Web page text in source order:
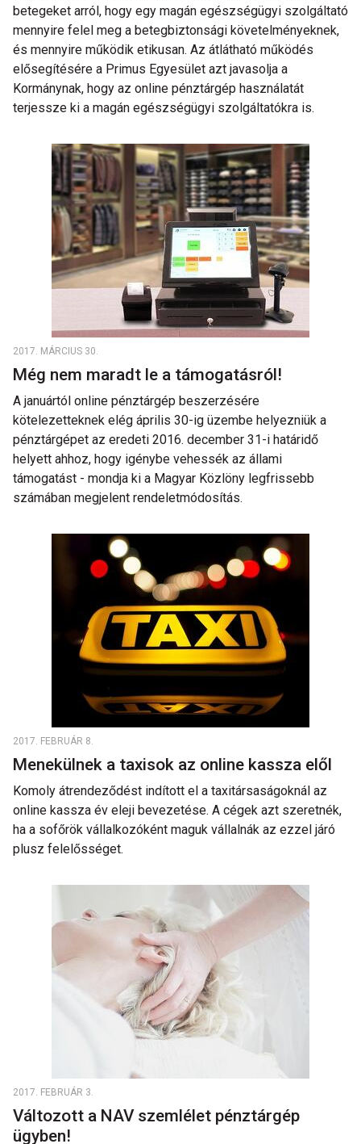
betegeket arról, hogy egy magán egészségügyi szolgáltató
mennyire felel meg a betegbiztonsági követelményeknek,
és mennyire működik etikusan. Az átlátható működés
elősegítésére a Primus Egyesület azt javasolja a
Kormánynak, hogy az online pénztárgép használatát
terjessze ki a magán egészségügyi szolgáltatókra is.
2017. MÁRCIUS 30.
Még nem maradt le a támogatásról!
A januártól online pénztárgép beszerzésére
kötelezetteknek elég április 30-ig üzembe helyezniük a
pénztárgépet az eredeti 2016. december 31-i határidő
helyett ahhoz, hogy igénybe vehessék az állami
támogatást - mondja ki a Magyar Közlöny legfrissebb
számában megjelent rendeletmódosítás.
2017. FEBRUÁR 8.
Menekülnek a taxisok az online kassza elől
Komoly átrendeződést indított el a taxitársaságoknál az
online kassza év eleji bevezetése. A cégek azt szeretnék,
ha a sofőrök vállalkozóként maguk vállalnák az ezzel járó
plusz felelősséget.
2017. FEBRUÁR 3.
Változott a NAV szemlélet pénztárgép
ügyben!